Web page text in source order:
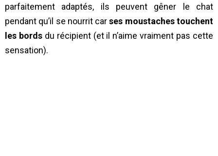
parfaitement adaptés, ils peuvent gêner le chat
pendant qu’il se nourrit carses moustaches touchent
les bordsdu récipient (et il n’aime vraiment pas cette
sensation).